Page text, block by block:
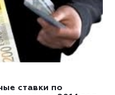
ставки по